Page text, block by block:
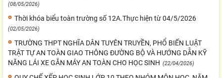
(08/05/2026)
Thời khóa biểu toàn trường số 12A.Thực hiện từ 04/5/2026
(02/05/2026)
TRƯỜNG THPT NGHĨA DÂN TUYÊN TRUYỀN, PHỔ BIẾN LUẬT
TRẬT TỰ AN TOÀN GIAO THÔNG ĐƯỜNG BỘ VÀ HƯỚNG DẪN KỸ
NĂNG LÁI XE GẮN MÁY AN TOÀN CHO HỌC SINH (22/04/2026)